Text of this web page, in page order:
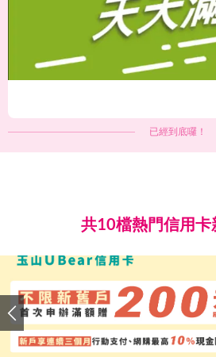
已經到底囉！
共10檔熱門信用卡